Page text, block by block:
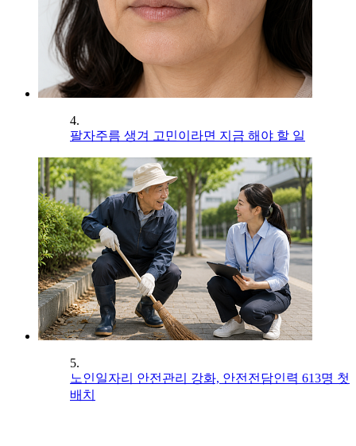
4.
팔자주름 생겨 고민이라면 지금 해야 할 일
5.
노인일자리 안전관리 강화, 안전전담인력 613명 첫
배치